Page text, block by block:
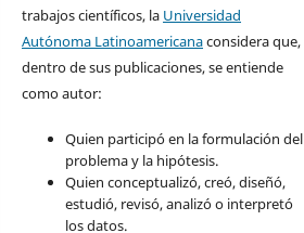
trabajos científicos, la Universidad
Autónoma Latinoamericanaconsidera que,
dentro de sus publicaciones, se entiende
como autor:
Quien participó en la formulación del
problema y la hipótesis.
Quien conceptualizó, creó, diseñó,
estudió, revisó, analizó o interpretó
los datos.